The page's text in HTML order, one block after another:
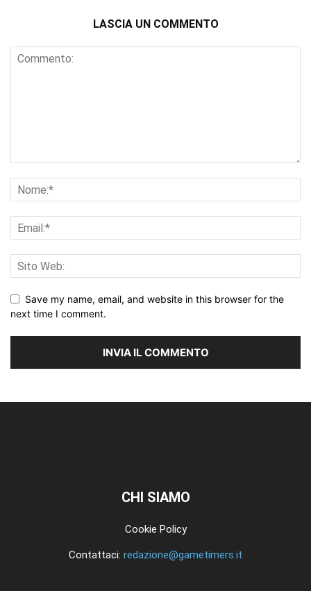
LASCIA UN COMMENTO
Save my name, email, and website in this browser for the
next time I comment.
CHI SIAMO
Cookie Policy
Contattaci: redazione@gametimers.it